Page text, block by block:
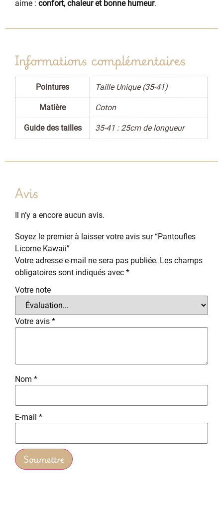
aime : confort, chaleur et bonne humeur.
Informations complémentaires
Pointures Taille Unique (35-41)
Matière Coton
Guide des tailles 35-41 : 25cm de longueur
Avis
Il n’y a encore aucun avis.
Soyez le premier à laisser votre avis sur “Pantoufles
Licorne Kawaii”
Votre adresse e-mail ne sera pas publiée. Les champs
obligatoires sont indiqués avec *
Votre note
Votre avis *
Nom *
E-mail *